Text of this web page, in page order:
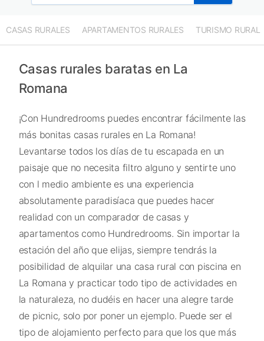
CASAS RURALES APARTAMENTOS RURALES TURISMO RURAL
Casas rurales baratas en La
Romana
¡Con Hundredrooms puedes encontrar fácilmente las
más bonitas casas rurales en La Romana!
Levantarse todos los días de tu escapada en un
paisaje que no necesita filtro alguno y sentirte uno
con l medio ambiente es una experiencia
absolutamente paradisíaca que puedes hacer
realidad con un comparador de casas y
apartamentos como Hundredrooms. Sin importar la
estación del año que elijas, siempre tendrás la
posibilidad de alquilar una casa rural con piscina en
La Romana y practicar todo tipo de actividades en
la naturaleza, no dudéis en hacer una alegre tarde
de picnic, solo por poner un ejemplo. Puede ser el
tipo de alojamiento perfecto para que los que más